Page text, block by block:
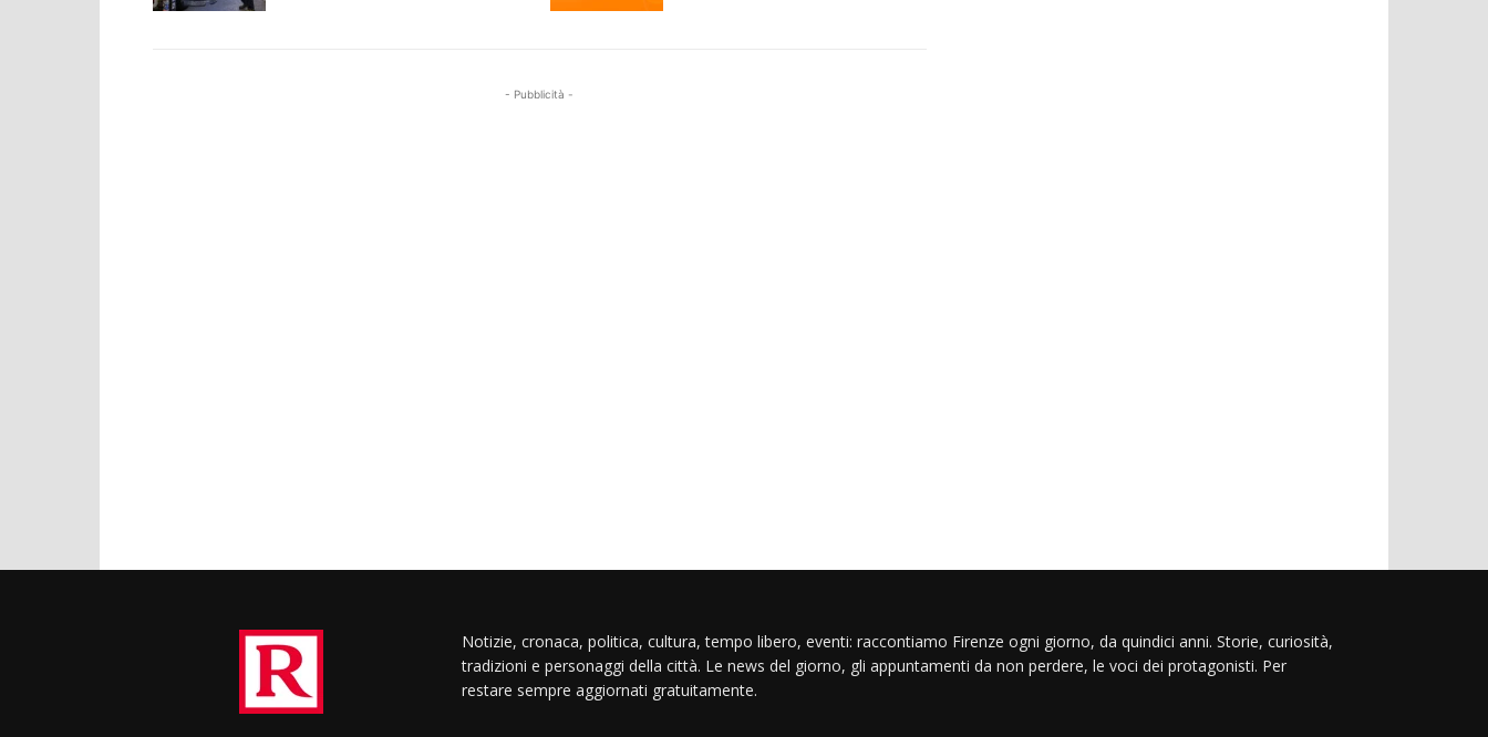
- Pubblicità -
Notizie, cronaca, politica, cultura, tempo libero, eventi: raccontiamo Firenze ogni giorno, da quindici anni. Storie, curiosità,
tradizioni e personaggi della città. Le news del giorno, gli appuntamenti da non perdere, le voci dei protagonisti. Per
restare sempre aggiornati gratuitamente.